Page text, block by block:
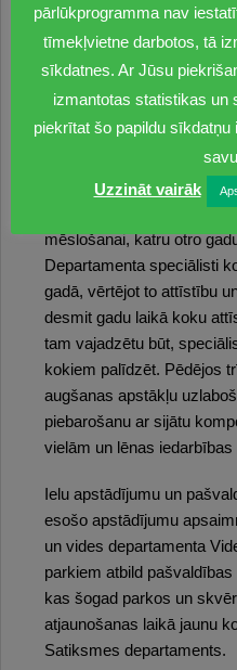
šogad, ielu apstādījumos
sugu un šķirņu dižstādus.
pielietots, lai veicinātu
apstādījumu nodaļas
Pēc iestādīšanas
mēslošanai, katru otro
Departamenta speciālisti
gadā, vērtējot to attīstību
desmit gadu laikā koku
tam vajadzētu būt,
kokiem palīdzēt. Pēdējos
augšanas apstākļu
piebarošanu ar sijātu
vielām un lēnas
Ielu apstādījumu un
esošo apstādījumu
un vides departamenta
parkiem atbild
kas šogad parkos un
atjaunošanas laikā jaunu
Satiksmes departaments.
pārlūkprogramma nav
tīmekļvietne darbotos, tā
sīkdatnes. Ar Jūsu
izmantotas statistikas un
piekrītat šo papildu
Uzzināt vairāk